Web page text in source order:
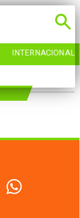
INTERNACIONAL